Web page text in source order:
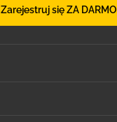
Zarejestruj się ZA DARMO